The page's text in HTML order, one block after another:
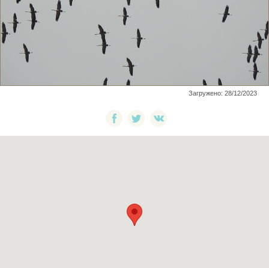
Загружено: 28/12/2023